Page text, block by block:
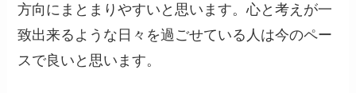
方向にまとまりやすいと思います。心と考えが一
致出来るような日々を過ごせている人は今のペー
スで良いと思います。